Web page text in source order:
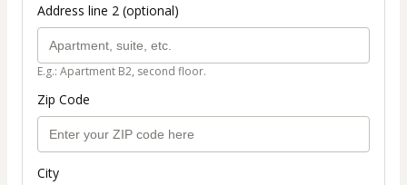
Address line 2 (optional)
E.g.: Apartment B2, second floor.
Zip Code
City